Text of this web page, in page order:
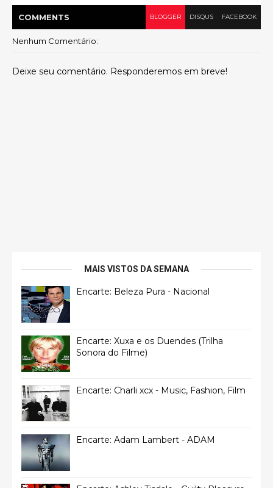
COMMENTS BLOGGER DISQUS FACEBOOK
Nenhum Comentário:
Deixe seu comentário. Responderemos em breve!
MAIS VISTOS DA SEMANA
Encarte: Beleza Pura - Nacional
Encarte: Xuxa e os Duendes (Trilha
Sonora do Filme)
Encarte: Charli xcx - Music, Fashion, Film
Encarte: Adam Lambert - ADAM